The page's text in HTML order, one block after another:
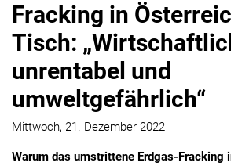
Fracking in
Tisch:
unrentabel und
umweltgefährlich“
Mittwoch, 21. Dezember 2022
Warum das umstrittene Erdgas-Fracking